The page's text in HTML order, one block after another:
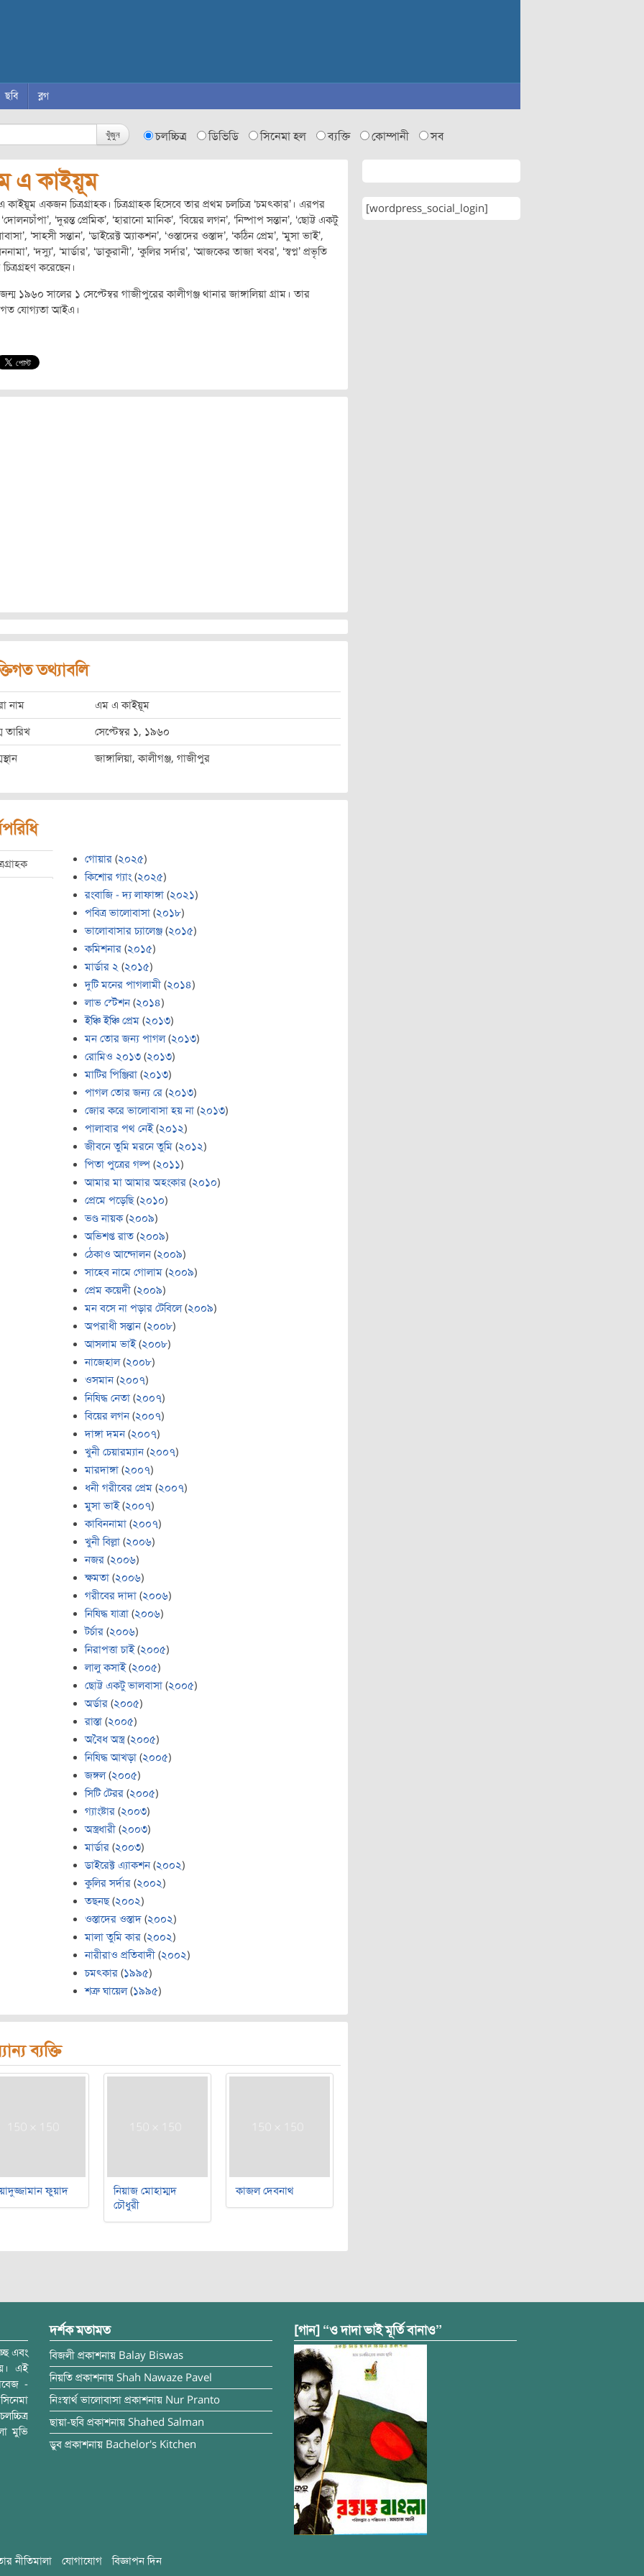
ছবি ব্লগ
খুঁজুন চলচ্চিত্র ডিভিডি সিনেমা হল ব্যক্তি কোম্পানী সব
এ কাইয়ূম
একজন চিত্রগ্রাহক। চিত্রগ্রাহক হিসেবে তার প্রথম চলচিত্র ‘চমৎকার’। এরপর
‘দুরন্ত প্রেমিক’, ‘হারানো মানিক’, ‘বিয়ের লগন’, ‘নিষ্পাপ সন্তান’, ‘ছোট্ট একটু
‘সাহসী সন্তান’, ‘ডাইরেক্ট অ্যাকশন’, ‘ওস্তাদের ওস্তাদ’, ‘কঠিন প্রেম’, ‘মুসা ভাই’,
‘দস্যু’, ‘মার্ডার’, ‘ডাকুরানী’, ‘কুলির সর্দার’, ‘আজকের তাজা খবর’, ‘স্বপ্ন’ প্রভৃতি
করেছেন।
১৯৬০ সালের ১ সেপ্টেম্বর গাজীপুরের কালীগঞ্জ থানার জাঙ্গালিয়া গ্রাম। তার
যোগ্যতা আইএ।
তথ্যাবলি
নাম এম এ কাইয়ূম
তারিখ সেপ্টেম্বর ১, ১৯৬০
জাঙ্গালিয়া, কালীগঞ্জ, গাজীপুর
গোয়ার (২০২৫)
কিশোর গ্যাং (২০২৫)
রংবাজি - দ্য লাফাঙ্গা (২০২১)
পবিত্র ভালোবাসা (২০১৮)
ভালোবাসার চ্যালেঞ্জ (২০১৫)
কমিশনার (২০১৫)
মার্ডার ২ (২০১৫)
দুটি মনের পাগলামী (২০১৪)
লাভ স্টেশন (২০১৪)
ইঞ্চি ইঞ্চি প্রেম (২০১৩)
মন তোর জন্য পাগল(২০১৩)
রোমিও ২০১৩ (২০১৩)
মাটির পিঞ্জিরা (২০১৩)
পাগল তোর জন্য রে (২০১৩)
জোর করে ভালোবাসা হয় না (২০১৩)
পালাবার পথ নেই(২০১২)
জীবনে তুমি মরনে তুমি (২০১২)
পিতা পুত্রের গল্প (২০১১)
আমার মা আমার অহংকার (২০১০)
প্রেমে পড়েছি(২০১০)
ভণ্ড নায়ক(২০০৯)
অভিশপ্ত রাত (২০০৯)
ঠেকাও আন্দোলন (২০০৯)
সাহেব নামে গোলাম (২০০৯)
প্রেম কয়েদী (২০০৯)
মন বসে না পড়ার টেবিলে(২০০৯)
অপরাধী সন্তান (২০০৮)
আসলাম ভাই(২০০৮)
নাজেহাল(২০০৮)
ওসমান (২০০৭)
নিষিদ্ধ নেতা (২০০৭)
বিয়ের লগন (২০০৭)
দাঙ্গা দমন (২০০৭)
খুনী চেয়ারম্যান (২০০৭)
মারদাঙ্গা (২০০৭)
ধনী গরীবের প্রেম (২০০৭)
মুসা ভাই(২০০৭)
কাবিননামা (২০০৭)
খুনী বিল্লা (২০০৬)
নজর (২০০৬)
ক্ষমতা (২০০৬)
গরীবের দাদা (২০০৬)
নিষিদ্ধ যাত্রা (২০০৬)
টর্চার (২০০৬)
নিরাপত্তা চাই(২০০৫)
লালু কসাই(২০০৫)
ছোট্ট একটু ভালবাসা (২০০৫)
অর্ডার (২০০৫)
রাস্তা (২০০৫)
অবৈধ অস্ত্র(২০০৫)
নিষিদ্ধ আখড়া (২০০৫)
জঙ্গল(২০০৫)
সিটি টেরর (২০০৫)
গ্যাংষ্টার (২০০৩)
অস্ত্রধারী (২০০৩)
মার্ডার (২০০৩)
ডাইরেক্ট এ্যাকশন (২০০২)
কুলির সর্দার (২০০২)
তছনছ(২০০২)
ওস্তাদের ওস্তাদ (২০০২)
মালা তুমি কার (২০০২)
নারীরাও প্রতিবাদী (২০০২)
চমৎকার (১৯৯৫)
শত্রু ঘায়েল(১৯৯৫)
ব্যক্তি
ফুয়াদ
নিয়াজ মোহাম্মদ
চৌধুরী
কাজল দেবনাথ
[wordpress_social_login]
এবং
এই
-
মুভি
দর্শক মতামত
বিজলী প্রকাশনায় Balay Biswas
নিয়তি প্রকাশনায় Shah Nawaze Pavel
নিঃস্বার্থ ভালোবাসা প্রকাশনায় Nur Pranto
ছায়া-ছবি প্রকাশনায় Shahed Salman
ডুব প্রকাশনায় Bachelor's Kitchen
[গান] “ও দাদা ভাই মূর্তি বানাও”
নীতিমালা যোগাযোগ বিজ্ঞাপন দিন